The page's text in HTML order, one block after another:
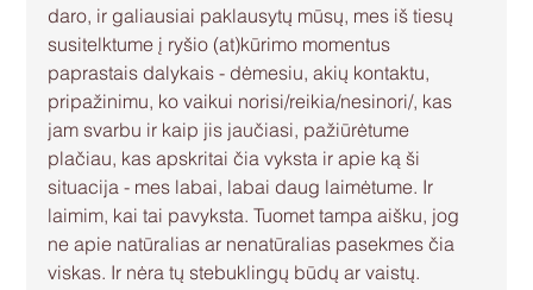
daro, ir galiausiai paklausytų mūsų, mes iš tiesų
susitelktume į ryšio (at)kūrimo momentus
paprastais dalykais - dėmesiu, akių kontaktu,
pripažinimu, ko vaikui norisi/reikia/nesinori/, kas
jam svarbu ir kaip jis jaučiasi, pažiūrėtume
plačiau, kas apskritai čia vyksta ir apie ką ši
situacija - mes labai, labai daug laimėtume. Ir
laimim, kai tai pavyksta. Tuomet tampa aišku, jog
ne apie natūralias ar nenatūralias pasekmes čia
viskas. Ir nėra tų stebuklingų būdų ar vaistų.